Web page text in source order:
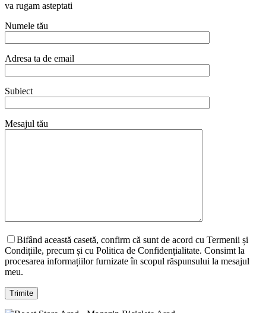
va rugam asteptati
Numele tău
Adresa ta de email
Subiect
Mesajul tău
Bifând această casetă, confirm că sunt de acord cu Termenii și
Condițiile, precum și cu Politica de Confidențialitate. Consimt la
procesarea informațiilor furnizate în scopul răspunsului la mesajul
meu.